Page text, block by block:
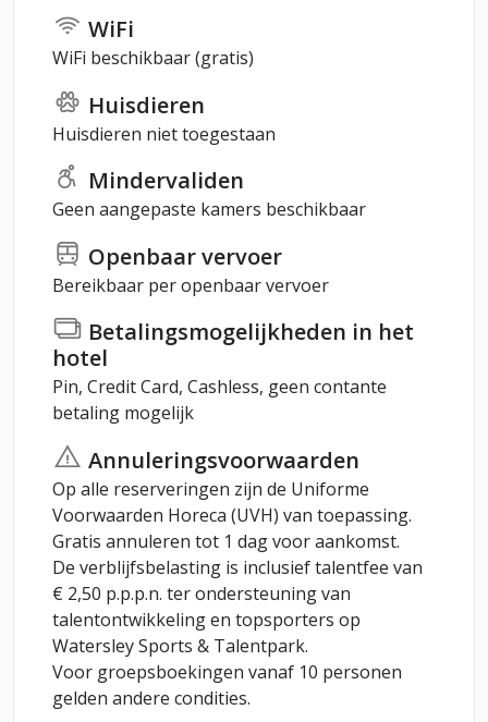
WiFi
WiFi beschikbaar (gratis)
Huisdieren
Huisdieren niet toegestaan
Mindervaliden
Geen aangepaste kamers beschikbaar
Openbaar vervoer
Bereikbaar per openbaar vervoer
Betalingsmogelijkheden in het
hotel
Pin, Credit Card, Cashless, geen contante
betaling mogelijk
Annuleringsvoorwaarden
Op alle reserveringen zijn de Uniforme
Voorwaarden Horeca (UVH) van toepassing.
Gratis annuleren tot 1 dag voor aankomst.
De verblijfsbelasting is inclusief talentfee van
€ 2,50 p.p.p.n. ter ondersteuning van
talentontwikkeling en topsporters op
Watersley Sports & Talentpark.
Voor groepsboekingen vanaf 10 personen
gelden andere condities.